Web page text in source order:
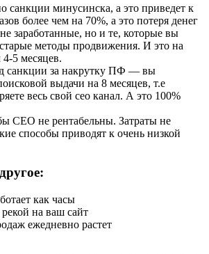
санкции минусинска, а это приведет к
более чем на 70%, а это потеря денег
заработанные, но и те, которые вы
методы продвижения. И это на
5 месяцев.
санкции за накрутку ПФ — вы
выдачи на 8 месяцев, т.е
весь свой сео канал. А это 100%
СЕО не рентабельны. Затраты не
способы приводят к очень низкой
как часы
на ваш сайт
ежедневно растет